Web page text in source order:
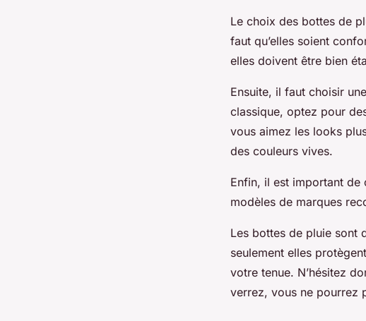
Le choix des bottes de
faut qu’elles soient
elles doivent être bien
Ensuite, il faut choisir
classique, optez pour
vous aimez les looks
des couleurs vives.
Enfin, il est important
modèles de marques
Les bottes de pluie sont
seulement elles
votre tenue. N’hésitez
verrez, vous ne pourrez